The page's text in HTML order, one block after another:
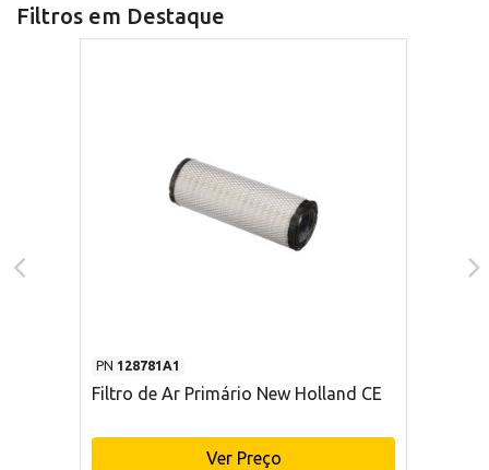
Filtros em Destaque
PN 128781A1
Filtro de Ar Primário New Holland CE
Ver Preço